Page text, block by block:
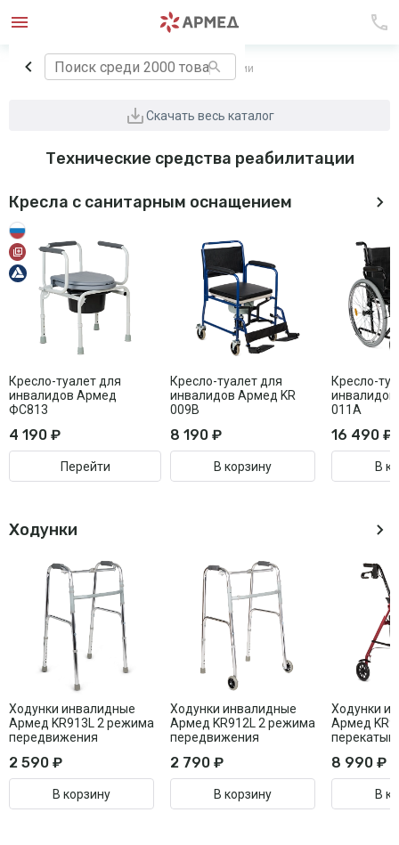
Главная Технические средства реабилитации
Скачать весь каталог
Технические средства реабилитации
Кресла с санитарным оснащением
Кресло-туалет для
инвалидов Армед
ФС813
4 190 ₽
Перейти
Кресло-туалет для
инвалидов Армед KR
009B
8 190 ₽
В корзину
Кресло-
011A
16 490 ₽
В
Ходунки
Ходунки инвалидные
Армед KR913L 2 режима
передвижения
2 590 ₽
В корзину
Ходунки инвалидные
Армед KR912L 2 режима
передвижения
2 790 ₽
В корзину
Ходунки
Армед
8 990 ₽
В